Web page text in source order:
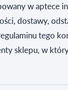
w aptece
dostawy,
tego
sklepu, w